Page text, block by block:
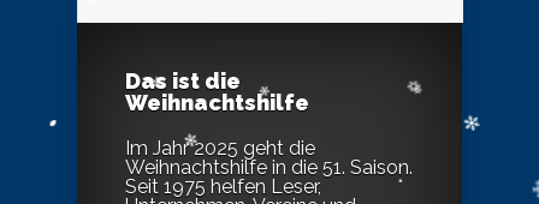
Das ist die
Weihnachtshilfe
Im Jahr 2025 geht die
Weihnachtshilfe in die 51. Saison.
Seit 1975 helfen Leser,